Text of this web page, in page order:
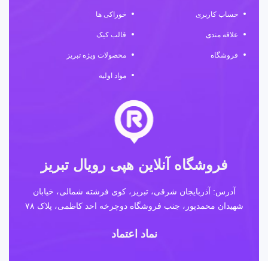
حساب کاربری
علاقه مندی
فروشگاه
خوراکی ها
قالب کیک
محصولات ویژه تبریز
مواد اولیه
فروشگاه آنلاین هپی رویال تبریز
آدرس: آذربایجان شرقی، تبریز، کوی فرشته شمالی، خیابان
شهیدان محمدپور، جنب فروشگاه دوچرخه احد کاظمی، پلاک ۷۸
نماد اعتماد